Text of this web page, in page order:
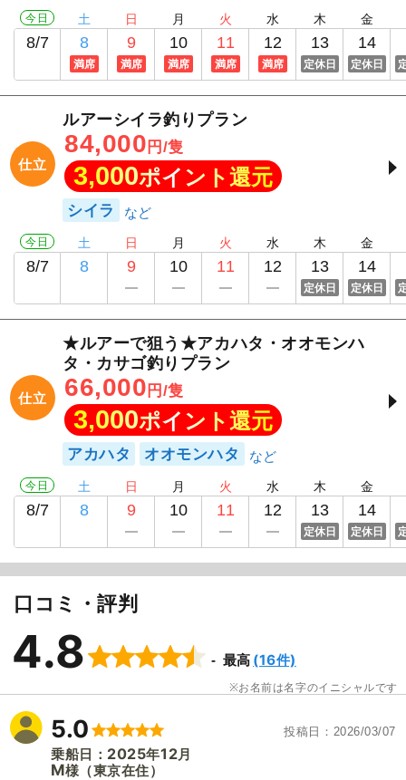
今日
8/7
土
8
満席
日
9
満席
月
10
満席
火
11
満席
水
12
満席
木
13
定休日
金
14
定休日
仕立
ルアーシイラ釣りプラン
84,000 円/隻
3,000ポイント還元
シイラ
今日
8/7
土
8
日
9
月
10
火
11
水
12
木
13
定休日
金
14
定休日
仕立
★ルアーで狙う★アカハタ・オオモンハ
タ・カサゴ釣りプラン
66,000 円/隻
3,000ポイント還元
アカハタ オオモンハタ
今日
8/7
土
8
日
9
月
10
火
11
水
12
木
13
定休日
金
14
定休日
口コミ・評判
4.8 最高 (16件)
お名前は名字のイニシャルです
5.0 投稿日 2026/03/07
乗船日： 2025年12月
M様 （東京在住）